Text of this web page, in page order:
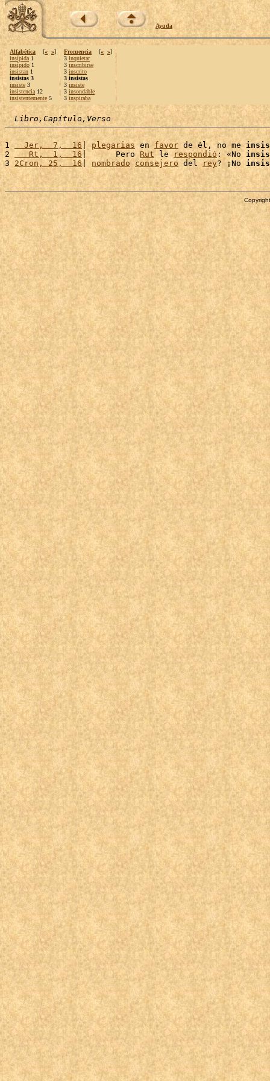
Ayuda
Alfabética [« »]
insípida 1
insípido 1
insistan 1
insistas 3
insiste 3
insistencia 12
insistentemente 5
Frecuencia [« »]
3 inquietar
3 inscribirse
3 inscrito
3 insistas
3 insiste
3 insondable
3 inspiraba
Libro,Capítulo,Verso
1
  Jer,  7,  16
| plegarias en favor de él, no me
2
   Rt,  1,  16
|      Pero Rut le respondió : «No
3 2Cron, 25,  16| nombrado consejero del rey? ¡No